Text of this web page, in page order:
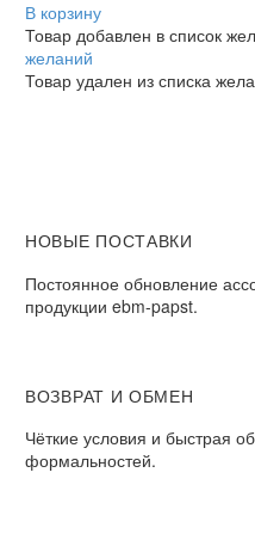
R3G560AH0203
радиальный
EC
В корзину
Товар добавлен в список
желаний
Товар удален из списка
НОВЫЕ ПОСТАВКИ
Постоянное обновление
продукции ebm-papst.
ВОЗВРАТ И ОБМЕН
Чёткие условия и быстрая
формальностей.